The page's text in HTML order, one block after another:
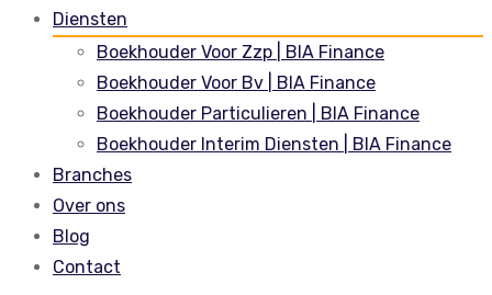
Diensten
Boekhouder Voor Zzp | BIA Finance
Boekhouder Voor Bv | BIA Finance
Boekhouder Particulieren | BIA Finance
Boekhouder Interim Diensten | BIA Finance
Branches
Over ons
Blog
Contact